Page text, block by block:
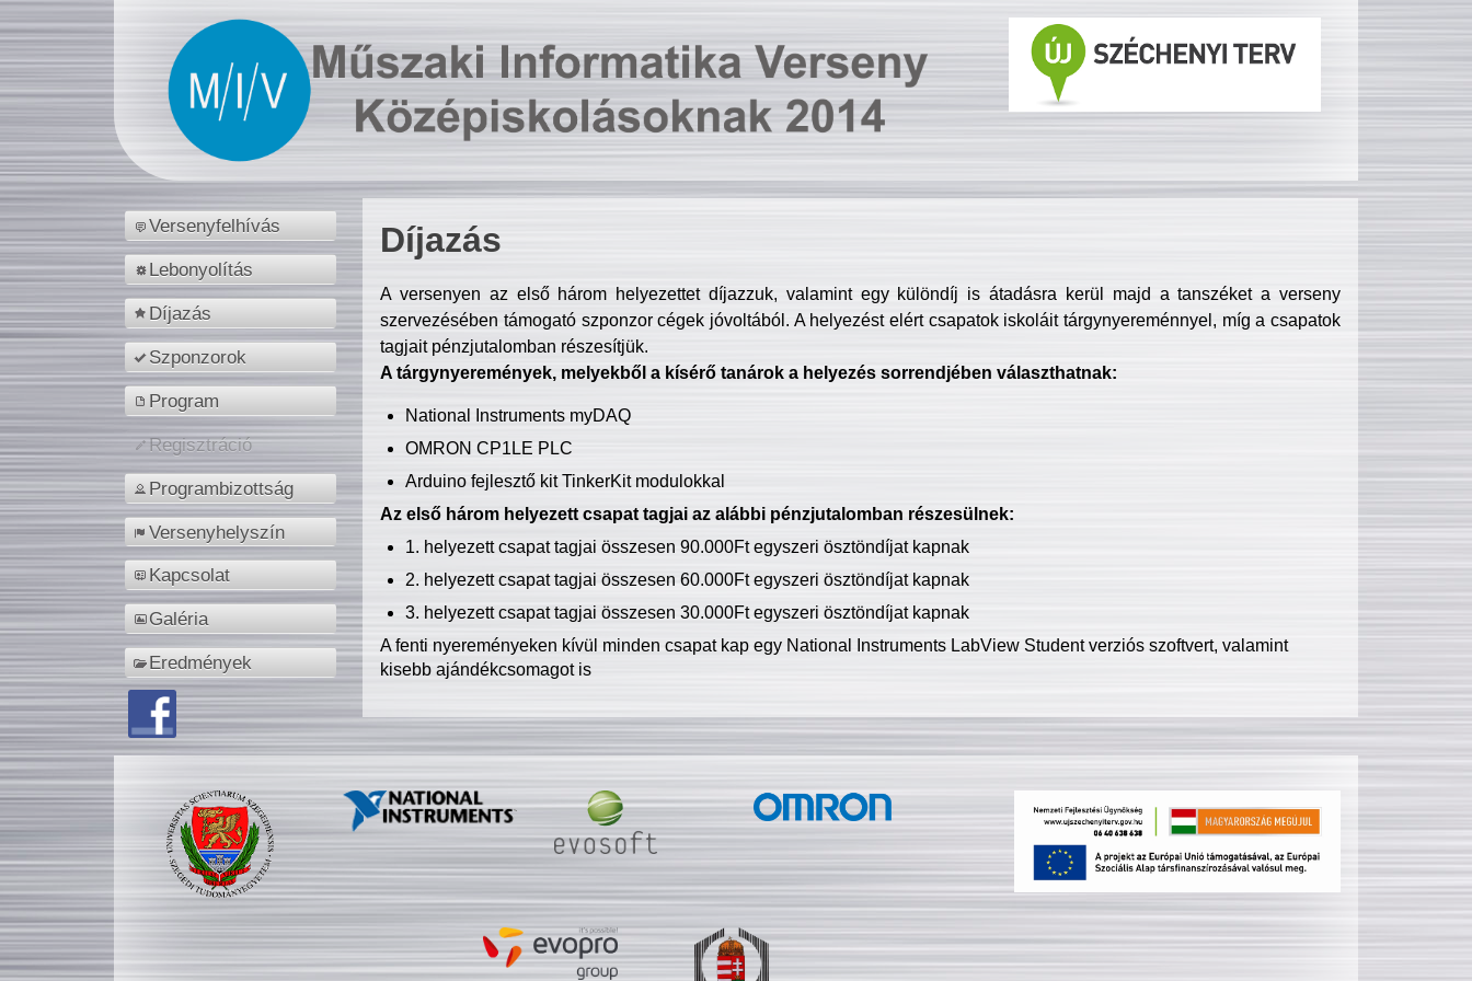
Versenyfelhívás
Lebonyolítás
Díjazás
Szponzorok
Program
Regisztráció
Programbizottság
Versenyhelyszín
Kapcsolat
Galéria
Eredmények
Díjazás
A versenyen az első három helyezettet díjazzuk, valamint egy különdíj is átadásra kerül majd a tanszéket a verseny
szervezésében támogató szponzor cégek jóvoltából. A helyezést elért csapatok iskoláit tárgynyereménnyel, míg a csapatok
tagjait pénzjutalomban részesítjük.
A tárgynyeremények, melyekből a kísérő tanárok a helyezés sorrendjében választhatnak:
National Instruments myDAQ
OMRON CP1LE PLC
Arduino fejlesztő kit TinkerKit modulokkal
Az első három helyezett csapat tagjai az alábbi pénzjutalomban részesülnek:
1. helyezett csapat tagjai összesen 90.000Ft egyszeri ösztöndíjat kapnak
2. helyezett csapat tagjai összesen 60.000Ft egyszeri ösztöndíjat kapnak
3. helyezett csapat tagjai összesen 30.000Ft egyszeri ösztöndíjat kapnak
A fenti nyereményeken kívül minden csapat kap egy National Instruments LabView Student verziós szoftvert, valamint
kisebb ajándékcsomagot is